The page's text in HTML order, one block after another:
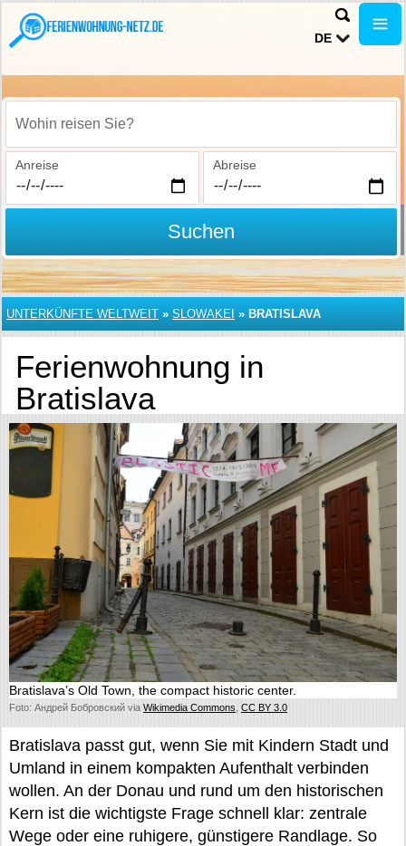
DE
Wohin reisen Sie?
Anreise Abreise
Suchen
UNTERKÜNFTE WELTWEIT » SLOWAKEI » BRATISLAVA
Ferienwohnung in
Bratislava
Bratislava’s Old Town, the compact historic center.
Foto: Андрей Бобровский via Wikimedia Commons CC BY 3.0
Bratislava passt gut, wenn Sie mit Kindern Stadt und
Umland in einem kompakten Aufenthalt verbinden
wollen. An der Donau und rund um den historischen
Kern ist die wichtigste Frage schnell klar: zentrale
Wege oder eine ruhigere, günstigere Randlage. So